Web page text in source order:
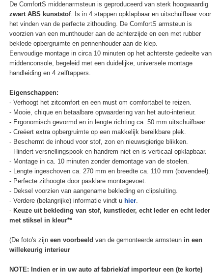
De ComfortS middenarmsteun is geproduceerd van sterk hoogwaardig
zwart ABS kunststof. Is in 4 stappen opklapbaar en uitschuifbaar voor
het vinden van de perfecte zithouding. De ComfortS armsteun is
voorzien van een munthouder aan de achterzijde en een met rubber
beklede opbergruimte en pennenhouder aan de klep.
Eenvoudige montage in circa 10 minuten op het achterste gedeelte van
middenconsole, begeleid met een duidelijke, universele montage
handleiding en 4 zelftappers.
Eigenschappen:
- Verhoogt het zitcomfort en een must om comfortabel te reizen.
- Mooie, chique en betaalbare opwaardering van het auto-interieur.
- Ergonomisch gevormd en in lengte richting ca. 50 mm uitschuifbaar.
- Creëert extra opbergruimte op een makkelijk bereikbare plek.
- Beschermt de inhoud voor stof, zon en nieuwsgierige blikken.
- Hindert versnellingspook en handrem niet en is verticaal opklapbaar.
- Montage in ca. 10 minuten zonder demontage van de stoelen.
- Lengte ingeschoven ca. 270 mm en breedte ca. 110 mm (bovendeel).
- Perfecte zithoogte door pasklare montagevoet.
- Deksel voorzien van aangename bekleding en clipsluiting.
- Verdere (belangrijke) informatie vindt u hier.
- Keuze uit bekleding van stof, kunstleder, echt leder en echt leder
met stiksel in kleur**
(De foto's zijn een voorbeeld van de gemonteerde armsteun in een
willekeurig interieur
NOTE: Indien er in uw auto af fabriek/af importeur een (te korte)